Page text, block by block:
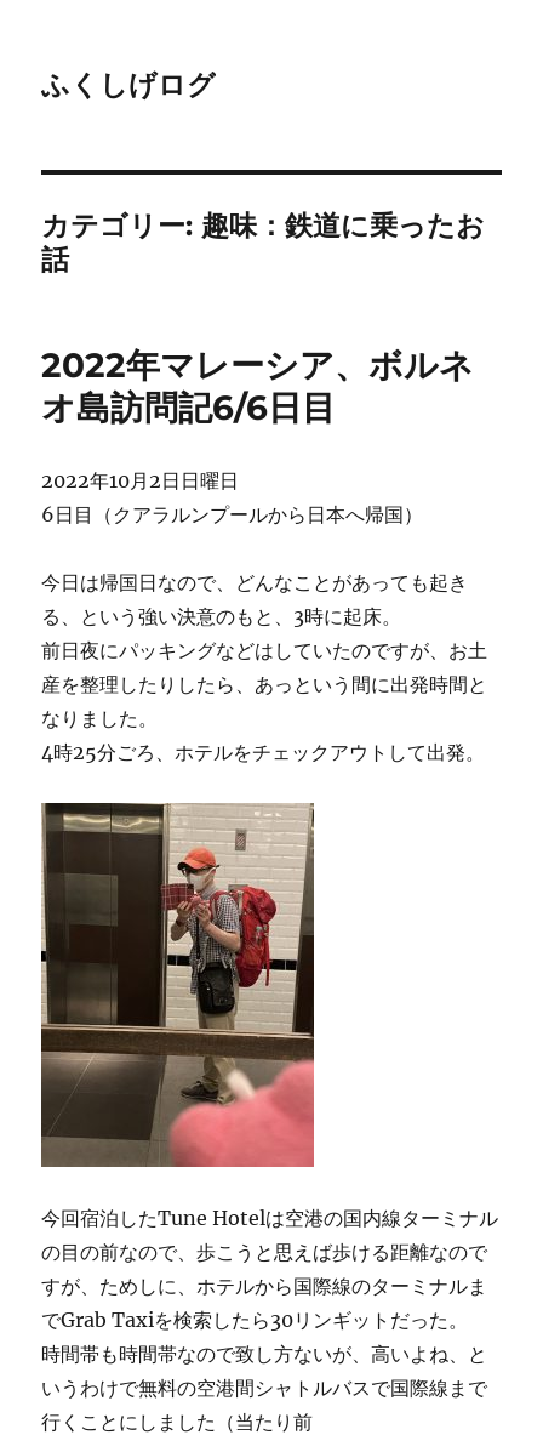
ふくしげログ
カテゴリー: 趣味：鉄道に乗ったお
話
2022年マレーシア、ボルネ
オ島訪問記6/6日目
2022年10月2日日曜日
6日目（クアラルンプールから日本へ帰国）
今日は帰国日なので、どんなことがあっても起き
る、という強い決意のもと、3時に起床。
前日夜にパッキングなどはしていたのですが、お土
産を整理したりしたら、あっという間に出発時間と
なりました。
4時25分ごろ、ホテルをチェックアウトして出発。
今回宿泊したTune Hotelは空港の国内線ターミナル
の目の前なので、歩こうと思えば歩ける距離なので
すが、ためしに、ホテルから国際線のターミナルま
でGrab Taxiを検索したら30リンギットだった。
時間帯も時間帯なので致し方ないが、高いよね、と
いうわけで無料の空港間シャトルバスで国際線まで
行くことにしました（当たり前